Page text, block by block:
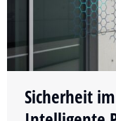
Sicherheit